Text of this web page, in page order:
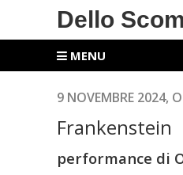
Dello
MENU
9 NOVEMBRE 2024,
Frankenstein
performance di